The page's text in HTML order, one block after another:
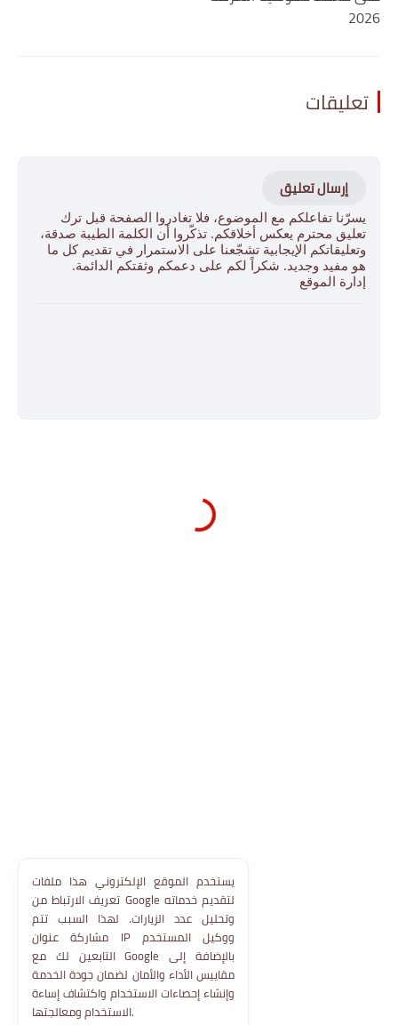
2026
تعليقات
إرسال تعليق
يسرّنا تفاعلكم مع الموضوع، فلا تغادروا الصفحة قبل ترك
تعليق محترم يعكس أخلاقكم. تذكّروا أن الكلمة الطيبة صدقة،
وتعليقاتكم الإيجابية تشجّعنا على الاستمرار في تقديم كل ما
هو مفيد وجديد. شكراً لكم على دعمكم وثقتكم الدائمة.
إدارة الموقع
يستخدم الموقع الإلكتروني هذا ملفات
تعريف الارتباط من Google لتقديم خدماته
وتحليل عدد الزيارات. لهذا السبب تتم
مشاركة عنوان IP ووكيل المستخدم
التابعين لك مع Google بالإضافة إلى
مقاييس الأداء والأمان لضمان جودة الخدمة
وإنشاء إحصاءات الاستخدام واكتشاف إساءة
الاستخدام ومعالجتها.